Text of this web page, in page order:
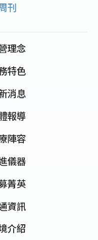
刊
理念
特色
消息
報導
陣容
儀器
菁英
資訊
介紹